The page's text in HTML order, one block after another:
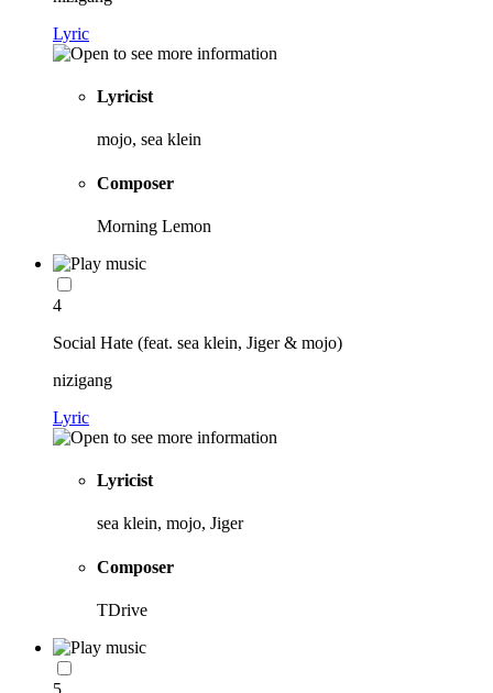
Lyric
Lyricist
mojo, sea klein
Composer
Morning Lemon
4
Social Hate (feat. sea klein, Jiger & mojo)
nizigang
Lyric
Lyricist
sea klein, mojo, Jiger
Composer
TDrive
5